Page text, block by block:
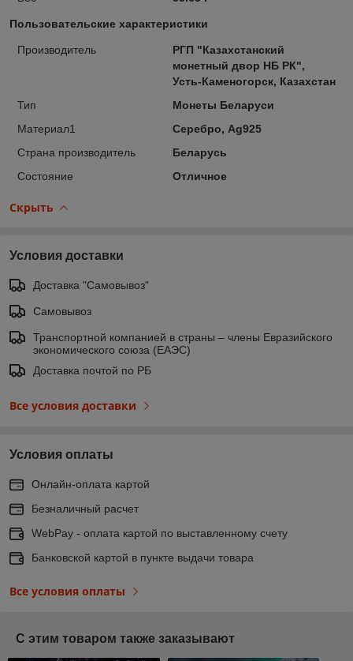
Пользовательские характеристики
Производитель
РГП "Казахстанский
монетный двор НБ РК",
Усть-Каменогорск, Казахстан
Тип
Монеты Беларуси
Материал1
Серебро, Ag925
Страна производитель
Беларусь
Состояние
Отличное
Скрыть
Условия доставки
Доставка "Самовывоз"
Самовывоз
Транспортной компанией в страны – члены Евразийского
экономического союза (ЕАЭС)
Доставка почтой по РБ
Все условия доставки
Условия оплаты
Онлайн-оплата картой
Безналичный расчет
WebPay - оплата картой по выставленному счету
Банковской картой в пункте выдачи товара
Все условия оплаты
С этим товаром также заказывают